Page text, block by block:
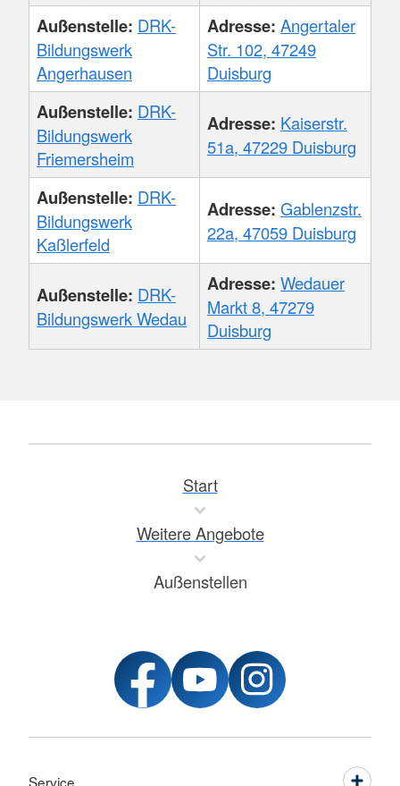
Außenstelle: DRK-
Bildungswerk
Angerhausen
Adresse: Angertaler
Str. 102, 47249
Duisburg
Außenstelle: DRK-
Bildungswerk
Friemersheim
Adresse: Kaiserstr.
51a, 47229 Duisburg
Außenstelle: DRK-
Bildungswerk
Kaßlerfeld
Adresse: Gablenzstr.
22a, 47059 Duisburg
Außenstelle: DRK-
Bildungswerk Wedau
Adresse: Wedauer
Markt 8, 47279
Duisburg
Start
Weitere Angebote
Außenstellen
Service